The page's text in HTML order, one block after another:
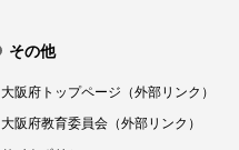
その他
大阪府トップページ（外部リンク）
大阪府教育委員会（外部リンク）